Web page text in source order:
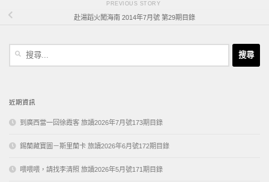
PREVIOUS STORY
赴湯蹈火闖海南 2014年7月號 第29期目錄
近期資訊
到廣西當一回徐霞客 旅讀2026年7月號173期目錄
錫蘭藏寶圖－斯里蘭卡 旅讀2026年6月號172期目錄
喂喂喂，請找李清照 旅讀2026年5月號171期目錄